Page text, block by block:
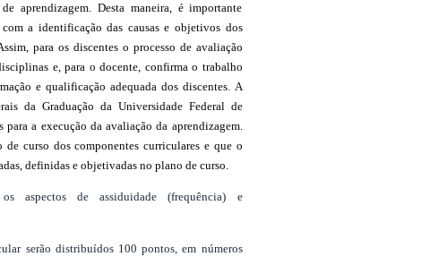
aprendizagem. Desta maneira, é importante
a identificação das causas e objetivos dos
para os discentes o processo de avaliação
e, para o docente, confirma o trabalho
e qualificação adequada dos discentes. A
da Graduação da Universidade Federal de
a execução da avaliação da aprendizagem.
curso dos componentes curriculares e que o
definidas e objetivadas no plano de curso.
aspectos de assiduidade (frequência) e
serão distribuídos 100 pontos, em números